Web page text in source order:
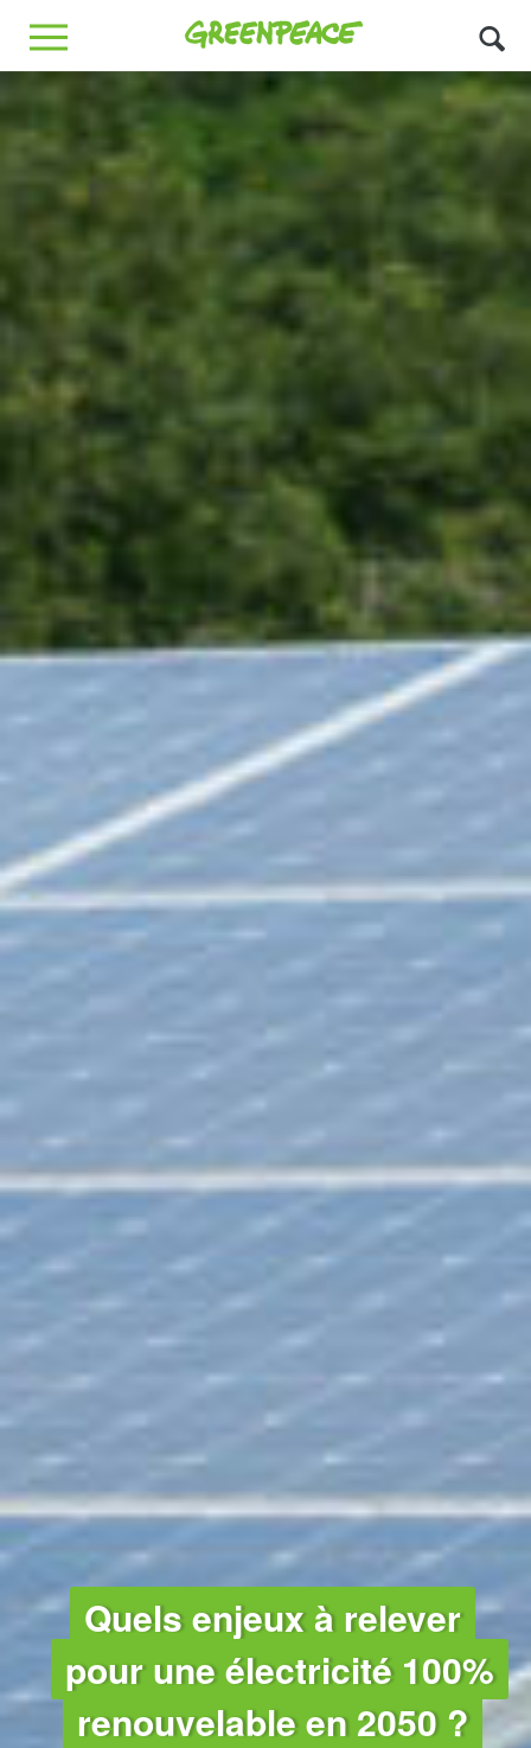
Greenpeace
MENU
CLIMAT - NUCLÉAIRE
Quels enjeux à relever
pour une électricité 100%
renouvelable en 2050 ?